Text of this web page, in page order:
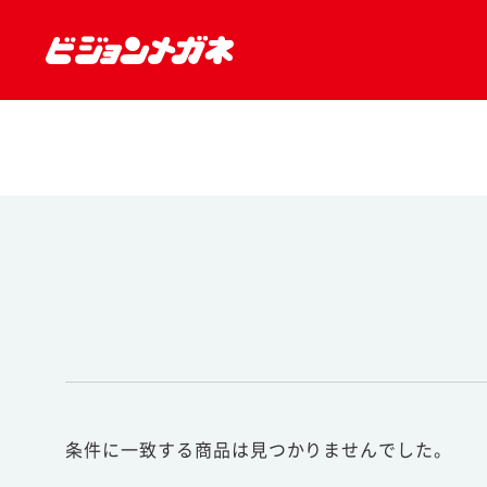
条件に一致する商品は見つかりませんでした。